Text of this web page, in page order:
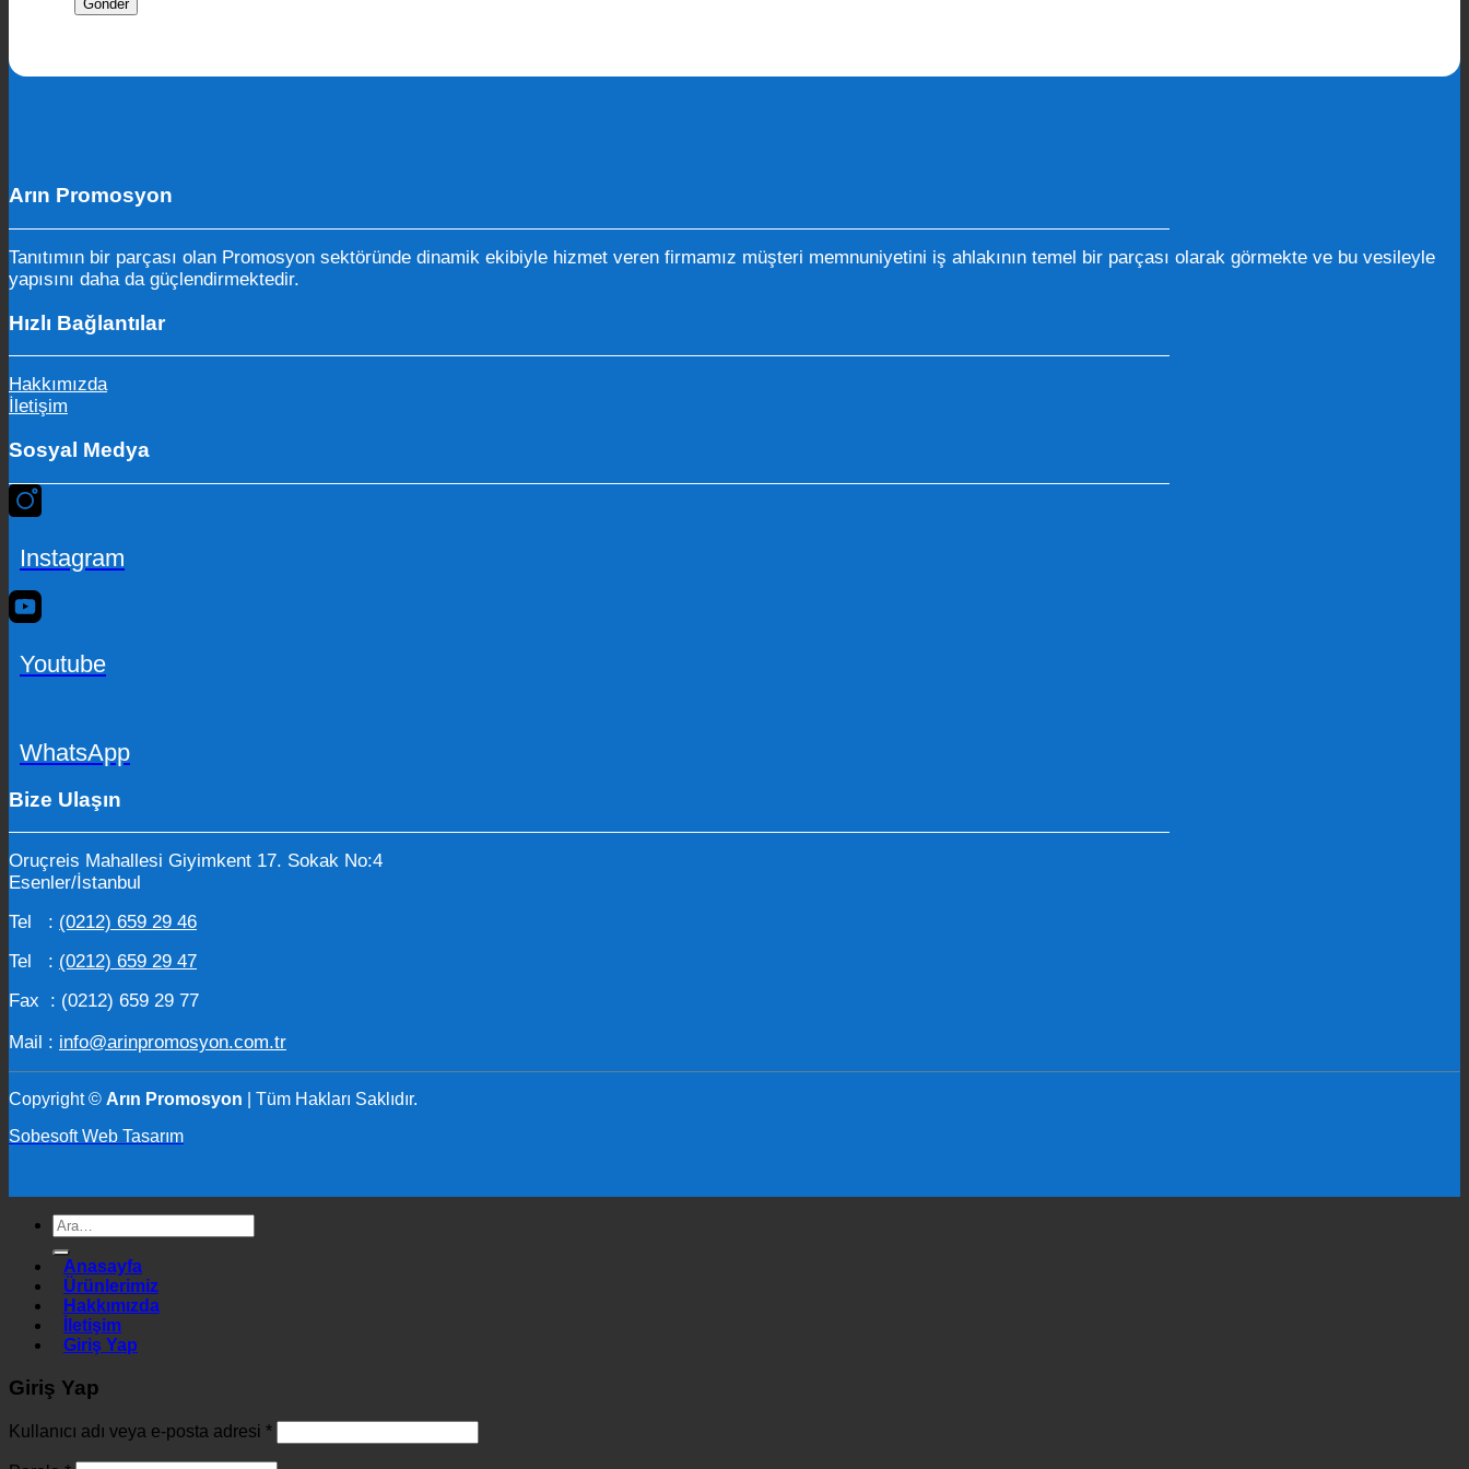
Arın Promosyon
Tanıtımın bir parçası olan Promosyon sektöründe dinamik ekibiyle hizmet veren firmamız müşteri memnuniyetini iş ahlakının temel bir parçası olarak görmekte ve bu vesileyle
yapısını daha da güçlendirmektedir.
Hızlı Bağlantılar
Hakkımızda
İletişim
Sosyal Medya
Instagram
Youtube
WhatsApp
Bize Ulaşın
Oruçreis Mahallesi Giyimkent 17. Sokak No:4
Esenler/İstanbul
Tel : (0212) 659 29 46
Tel : (0212) 659 29 47
Fax : (0212) 659 29 77
Mail : info@arinpromosyon.com.tr
Copyright © Arın Promosyon
| Tüm Hakları Saklıdır.
Sobesoft Web Tasarım
Ara:
Anasayfa
Ürünlerimiz
Hakkımızda
İletişim
Giriş Yap
Giriş Yap
Kullanıcı adı veya e-posta adresi *